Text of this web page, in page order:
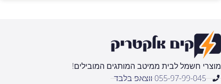
מוצרי חשמל לבית ממיטב המותגים המובילים!
055-97-99-045 ווצאפ בלבד